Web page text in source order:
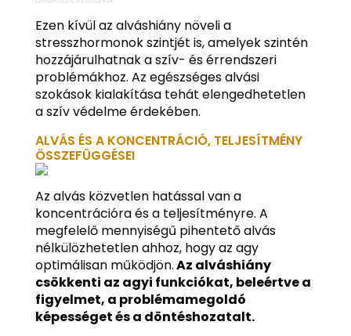
Ezen kívül az alváshiány növeli a
stresszhormonok szintjét is, amelyek szintén
hozzájárulhatnak a szív- és érrendszeri
problémákhoz. Az egészséges alvási
szokások kialakítása tehát elengedhetetlen
a szív védelme érdekében.
ALVÁS ÉS A KONCENTRÁCIÓ, TELJESÍTMÉNY
ÖSSZEFÜGGÉSEI
Az alvás közvetlen hatással van a
koncentrációra és a teljesítményre. A
megfelelő mennyiségű pihentető alvás
nélkülözhetetlen ahhoz, hogy az agy
optimálisan működjön.Az alváshiány
csökkenti az agyi funkciókat, beleértve a
figyelmet, a problémamegoldó
képességet és a döntéshozatalt.